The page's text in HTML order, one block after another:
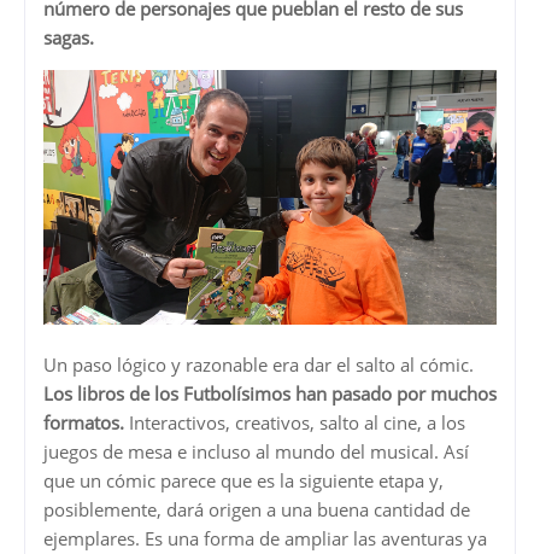
número de personajes que pueblan el resto de sus
sagas.
Un paso lógico y razonable era dar el salto al cómic.
Los libros de los Futbolísimos han pasado por muchos
formatos. Interactivos, creativos, salto al cine, a los
juegos de mesa e incluso al mundo del musical. Así
que un cómic parece que es la siguiente etapa y,
posiblemente, dará origen a una buena cantidad de
ejemplares. Es una forma de ampliar las aventuras ya